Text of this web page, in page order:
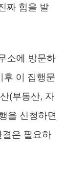
짜 힘을 발
소에 방문하
후 이 집행문
(부동산, 자
을 신청하면
은 필요하